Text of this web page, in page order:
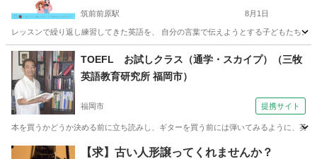
筑前前原駅 8月1日
レッスンで繰り返し練習してきた英語を、 自分の言葉で伝えようとする子どもたち
福岡 糸島市 筑前前原駅 英会話 無料
TOEFL お試しクラス（通学・スカイプ）（三牧
英語教育研究所 福岡市）
福岡市 提携サイト
本を買うかどうか決める前に立ち読みし、ギターを買う前には弾いてみるように、英
福岡 福岡市 TOEFL(R)テスト
【求】古い人形譲ってくれませんか？